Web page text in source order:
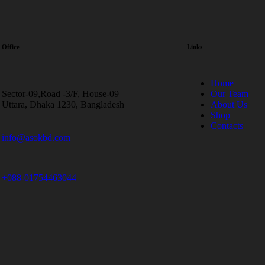
Office
Sector-09,Road -3/F, House-09
Uttara, Dhaka 1230, Bangladesh
info@asokbd.com
+088-01754463044
Links
Home
Our Team
About Us
Shop
Contacts